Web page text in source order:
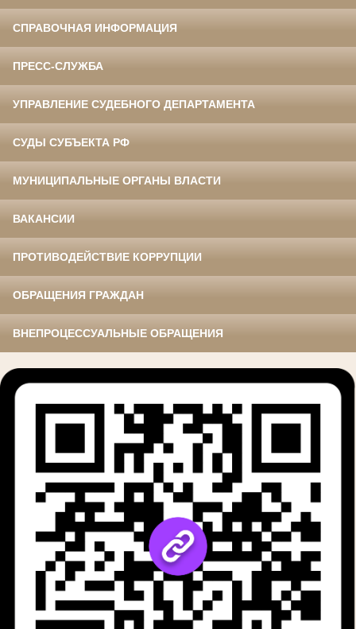
СПРАВОЧНАЯ ИНФОРМАЦИЯ
ПРЕСС-СЛУЖБА
УПРАВЛЕНИЕ СУДЕБНОГО ДЕПАРТАМЕНТА
СУДЫ СУБЪЕКТА РФ
МУНИЦИПАЛЬНЫЕ ОРГАНЫ ВЛАСТИ
ВАКАНСИИ
ПРОТИВОДЕЙСТВИЕ КОРРУПЦИИ
ОБРАЩЕНИЯ ГРАЖДАН
ВНЕПРОЦЕССУАЛЬНЫЕ ОБРАЩЕНИЯ